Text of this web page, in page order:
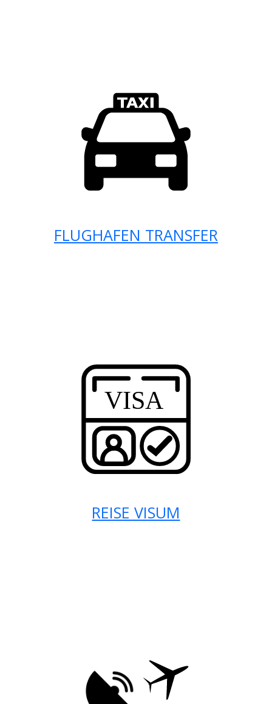
FLUGHAFEN TRANSFER
REISE VISUM